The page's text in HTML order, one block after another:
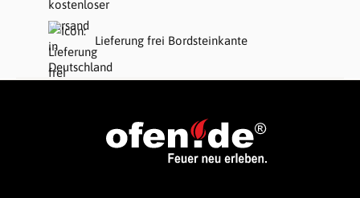
Lieferung frei Bordsteinkante